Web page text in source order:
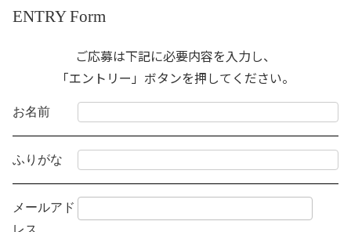
ENTRY Form
ご応募は下記に必要内容を入力し、
「エントリー」ボタンを押してください。
お名前
ふりがな
メールアド
レス